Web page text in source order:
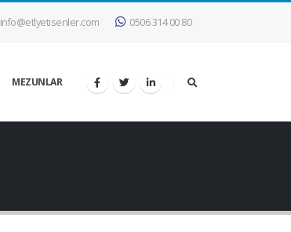
info@etlyetisenler.com 0506 314 00 80
MEZUNLAR